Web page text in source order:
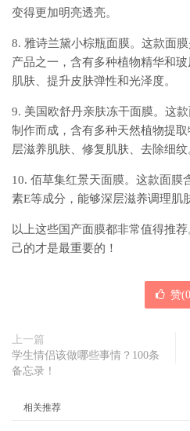
变得更加明亮透亮。
8. 雅诗兰黛小棕瓶面膜。这款面
产品之一，含有多种植物精华和
肌肤、提升皮肤弹性和光泽度。
9. 美国欧舒丹亲肤冻干面膜。这
制作而成，含有多种天然植物提
层滋养肌肤、修复肌肤、去除细纹
10. 佰草集红景天面膜。这款面膜
素E等成分，能够深层滋养调理肌
以上这些国产面膜都非常值得推
己的才是最重要的！
赞(0
上一篇
学生情侣该做哪些事情？100条
备忘录！
相关推荐